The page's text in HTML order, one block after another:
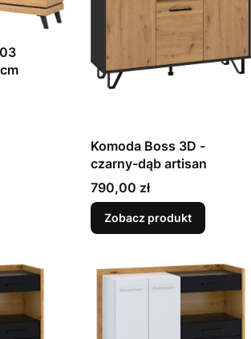
Komoda Boss 3D -
czarny-dąb artisan
Cena
790,00 zł
Zobacz produkt